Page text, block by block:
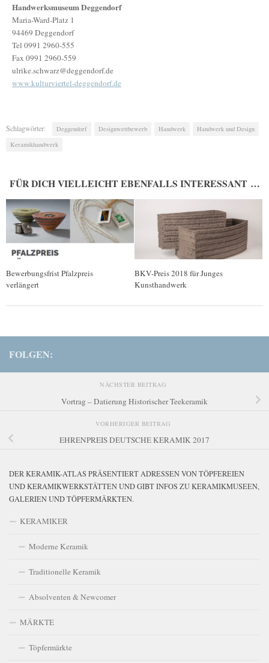
Handwerksmuseum Deggendorf
Maria-Ward-Platz 1
94469 Deggendorf
Tel 0991 2960-555
Fax 0991 2960-559
ulrike.schwarz@deggendorf.de
www.kulturviertel-deggendorf.de
Schlagwörter: Deggendorf Designwettbewerb Handwerk
Handwerk und Design
Keramikhandwerk
FÜR DICH VIELLEICHT EBENFALLS INTERESSANT …
Bewerbungsfrist Pfalzpreis
verlängert
BKV-Preis 2018 für Junges
Kunsthandwerk
FOLGEN:
NÄCHSTER BEITRAG
Vortrag – Datierung Historischer Teekeramik
VORHERIGER BEITRAG
EHRENPREIS DEUTSCHE KERAMIK 2017
DER KERAMIK-ATLAS PRÄSENTIERT ADRESSEN VON TÖPFEREIEN
UND KERAMIKWERKSTÄTTEN UND GIBT INFOS ZU KERAMIKMUSEEN,
GALERIEN UND TÖPFERMÄRKTEN.
KERAMIKER
Moderne Keramik
Traditionelle Keramik
Absolventen & Newcomer
MÄRKTE
Töpfermärkte